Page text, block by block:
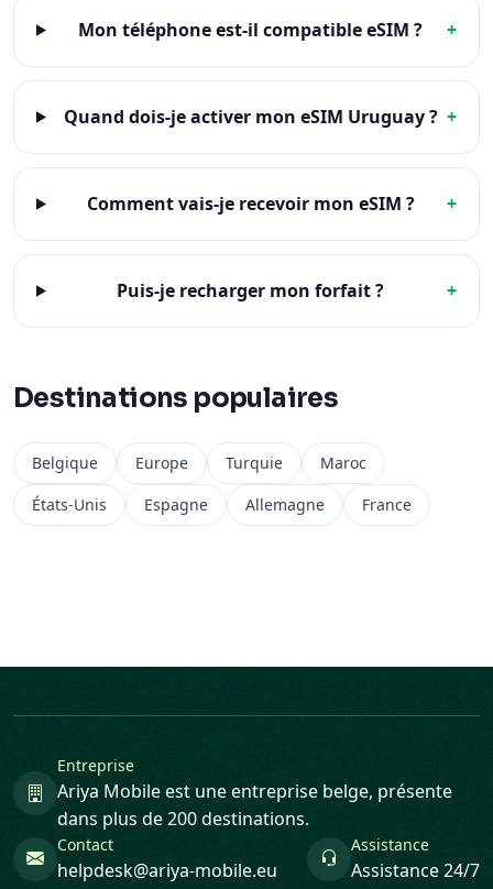
Mon téléphone est-il compatible eSIM ? +
Quand dois-je activer mon eSIM Uruguay ? +
Comment vais-je recevoir mon eSIM ? +
Puis-je recharger mon forfait ? +
Destinations populaires
Belgique Europe Turquie
Maroc
États-Unis
Espagne Allemagne France
Entreprise
Ariya Mobile est une entreprise belge, présente
dans plus de 200 destinations.
Contact
helpdesk@ariya-mobile.eu
Assistance
Assistance 24/7